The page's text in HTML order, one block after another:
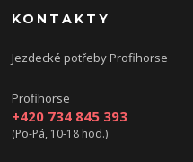
KONTAKTY
Jezdecké potřeby Profihorse
Profihorse
+420 734 845 393
(Po-Pá, 10-18 hod.)